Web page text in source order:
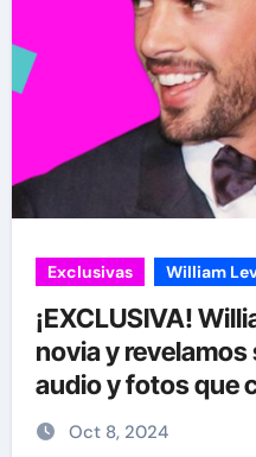
Exclusivas William
¡EXCLUSIVA!
novia y
audio y fotos que
amorío
Oct 8, 2024